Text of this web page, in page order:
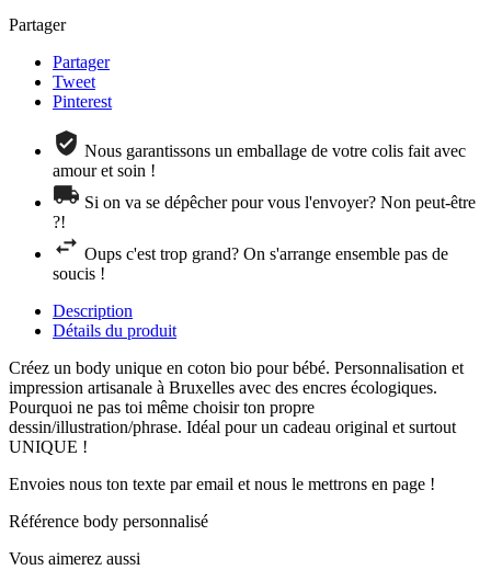
Partager
Partager
Tweet
Pinterest
Nous garantissons un emballage de votre colis fait avec
amour et soin !
Si on va se dépêcher pour vous l'envoyer? Non peut-être
?!
Oups c'est trop grand? On s'arrange ensemble pas de
soucis !
Description
Détails du produit
Créez un body unique en coton bio pour bébé. Personnalisation et
impression artisanale à Bruxelles avec des encres écologiques.
Pourquoi ne pas toi même choisir ton propre
dessin/illustration/phrase. Idéal pour un cadeau original et surtout
UNIQUE !
Envoies nous ton texte par email et nous le mettrons en page !
Référence body personnalisé
Vous aimerez aussi